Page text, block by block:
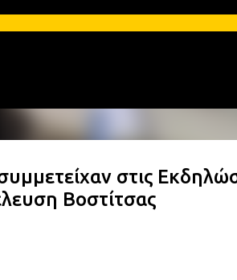
Μετάβαση στο κύριο
στις
Βοστίτσας